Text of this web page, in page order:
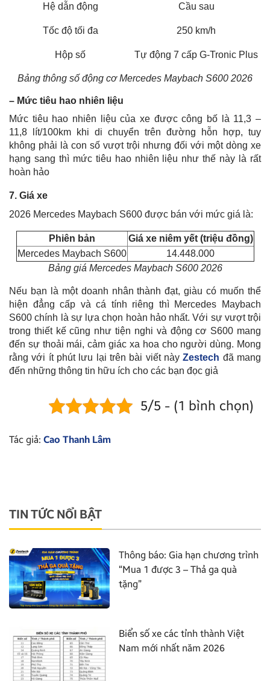
Hệ dẫn động Cầu sau
Tốc độ tối đa 250 km/h
Hộp số Tự động 7 cấp G-Tronic Plus
Bảng thông số động cơ Mercedes Maybach S600 2026
– Mức tiêu hao nhiên liệu
Mức tiêu hao nhiên liệu của xe được công bố là 11,3 –
11,8 lít/100km khi di chuyển trên đường hỗn hợp, tuy
không phải là con số vượt trội nhưng đối với một dòng xe
hạng sang thì mức tiêu hao nhiên liệu như thế này là rất
hoàn hảo
7. Giá xe
2026 Mercedes Maybach S600 được bán với mức giá là:
Phiên bản
Giá xe niêm yết (triệu đồng)
Mercedes Maybach S600
14.448.000
Bảng giá Mercedes Maybach S600 2026
Nếu bạn là một doanh nhân thành đạt, giàu có muốn thể
hiện đẳng cấp và cá tính riêng thì Mercedes Maybach
S600 chính là sự lựa chọn hoàn hảo nhất. Với sự vượt trội
trong thiết kế cũng như tiện nghi và động cơ S600 mang
đến sự thoải mái, cảm giác xa hoa cho người dùng. Mong
rằng với ít phút lưu lại trên bài viết nàyZestech đã mang
đến những thông tin hữu ích cho các bạn đọc giả
5/5 - (1 bình chọn)
Tác giả: Cao Thanh Lâm
TIN TỨC NỔI BẬT
Thông báo: Gia hạn chương trình
“Mua 1 được 3 – Thả ga quà
tặng”
Biển số xe các tỉnh thành Việt
Nam mới nhất năm 2026